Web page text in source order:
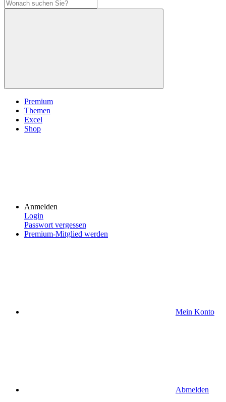
Premium
Themen
Excel
Shop
Anmelden
Login
Passwort vergessen
Premium-Mitglied werden
Mein Konto
Abmelden